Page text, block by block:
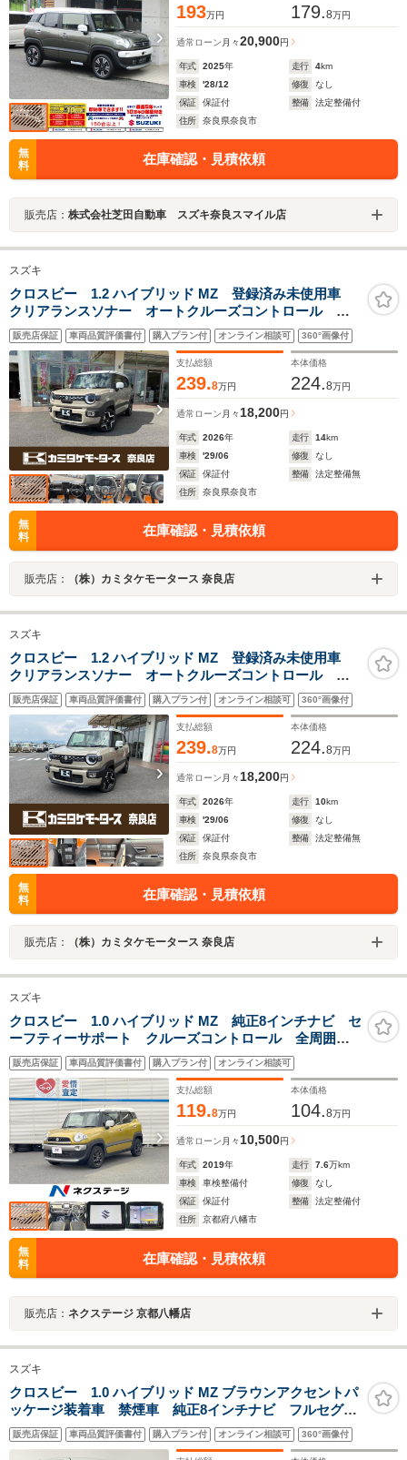
193万円 179.8万円
通常ローン 月々20,900円
年式 2025年 走行 4km
車検
'28/12 修復
なし
保証
保証付 整備
法定整備付
住所
奈良県奈良市
無
料
在庫確認・見積依頼
販売店： 株式会社芝田自動車 スズキ奈良スマイル店
スズキ
クロスビー 1.2 ハイブリッド MZ 登録済み未使用車
クリアランスソナー オートクルーズコントロール レ
ーンアシスト 衝突被害軽減システム オートライト
LEDヘッドランプ アルミホイール スマートキー ア
イドリングストップ
販売店保証 車両品質評価書付 購入プラン付 オンライン相談可 360°画像付
支払総額
239.8万円
本体価格
224.8万円
通常ローン 月々 18,200円
年式 2026年 走行 14km
車検
'29/06 修復
なし
保証
保証付 整備
法定整備無
住所
奈良県奈良市
無
料
在庫確認・見積依頼
販売店： （株）カミタケモータース 奈良店
スズキ
クロスビー 1.2 ハイブリッド MZ 登録済み未使用車
クリアランスソナー オートクルーズコントロール レ
ーンアシスト 衝突被害軽減システム オートライト
LEDヘッドランプ アルミホイール スマートキー ア
イドリングストップ
販売店保証 車両品質評価書付 購入プラン付 オンライン相談可 360°画像付
支払総額
239.8万円
本体価格
224.8万円
通常ローン 月々 18,200円
年式 2026年 走行 10km
車検
'29/06 修復
なし
保証
保証付 整備
法定整備無
住所
奈良県奈良市
無
料
在庫確認・見積依頼
販売店： （株）カミタケモータース 奈良店
スズキ
クロスビー 1.0 ハイブリッド MZ 純正8インチナビ セ
ーフティーサポート クルーズコントロール 全周囲カ
メラ ETC Bluetooth LEDヘッド＆LEDフォグ 純正
16インチアルミホイール 前席シートヒーター
販売店保証 車両品質評価書付 購入プラン付 オンライン相談可
支払総額
119.8万円
本体価格
104.8万円
通常ローン 月々10,500円
年式 2019年 走行 7.6万km
車検
車検整備付 修復
なし
保証
保証付 整備
法定整備付
住所
京都府八幡市
無
料
在庫確認・見積依頼
販売店： ネクステージ 京都八幡店
スズキ
クロスビー 1.0 ハイブリッド MZ ブラウンアクセントパ
ッケージ装着車 禁煙車 純正8インチナビ フルセグ
TV Bluetooth 全方位カメラ スズキセーフティサポー
ト ハーフレザーシート シートヒーター 純正AW パ
販売店保証 車両品質評価書付 購入プラン付 オンライン相談可 360°画像付